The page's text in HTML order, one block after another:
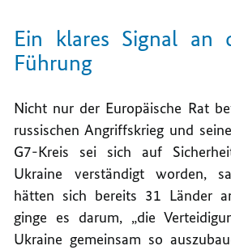
Ein klares Signal an
Führung
Nicht nur der Europäische Rat
russischen Angriffskrieg und
G7-Kreis sei sich auf
Ukraine verständigt worden,
hätten sich bereits 31 Länder
ginge es darum, „die
Ukraine gemeinsam so